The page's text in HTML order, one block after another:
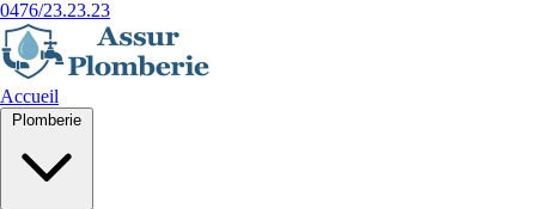
0476/23.23.23
Accueil